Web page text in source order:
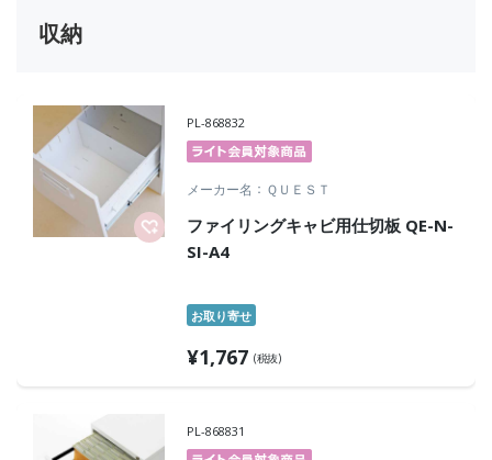
収納
PL-868832
メーカー名 ＱＵＥＳＴ
ファイリングキャビ用仕切板 QE-N-
SI-A4
お取り寄せ
¥1,767 (税抜)
PL-868831